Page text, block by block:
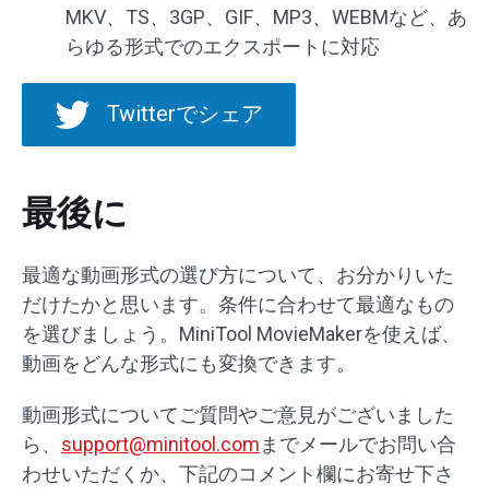
MKV、TS、3GP、GIF、MP3、WEBMなど、あ
らゆる形式でのエクスポートに対応
Twitterでシェア
最後に
最適な動画形式の選び方について、お分かりいた
だけたかと思います。条件に合わせて最適なもの
を選びましょう。MiniTool MovieMakerを使えば、
動画をどんな形式にも変換できます。
動画形式についてご質問やご意見がございました
ら、 support@minitool.com までメールでお問い合
わせいただくか、下記のコメント欄にお寄せ下さ